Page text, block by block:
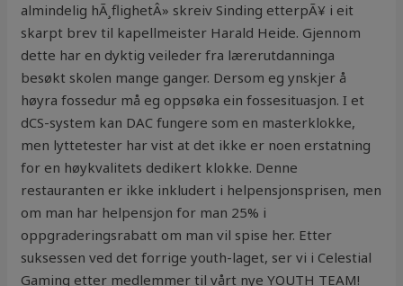
almindelig hÃ¸flighetÂ» skreiv Sinding etterpÃ¥ i eit
skarpt brev til kapellmeister Harald Heide. Gjennom
dette har en dyktig veileder fra lærerutdanninga
besøkt skolen mange ganger. Dersom eg ynskjer å
høyra fossedur må eg oppsøka ein fossesituasjon. I et
dCS-system kan DAC fungere som en masterklokke,
men lyttetester har vist at det ikke er noen erstatning
for en høykvalitets dedikert klokke. Denne
restauranten er ikke inkludert i helpensjonsprisen, men
om man har helpensjon for man 25% i
oppgraderingsrabatt om man vil spise her. Etter
suksessen ved det forrige youth-laget, ser vi i Celestial
Gaming etter medlemmer til vårt nye YOUTH TEAM!